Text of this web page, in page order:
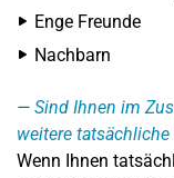
Enge Freunde
Nachbarn
Sind Ihnen im
weitere
Wenn Ihnen